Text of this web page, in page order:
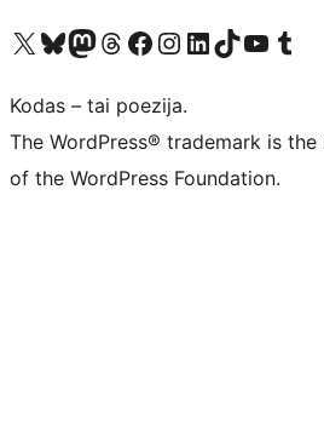
Visit our X (formerly Twitter) account
Apsilankykite mūsų Bluesky paskyroje
Visit our Mastodon account
Apsilankykite mūsų Threads paskyroje
Visit our Facebook page
Visit our Instagram account
Visit our LinkedIn account
Apsilankykite mūsų TikTok
Visit our YouTube
Apsilankykite
Kodas – tai poezija.
The WordPress® trademark is
of the WordPress Foundation.